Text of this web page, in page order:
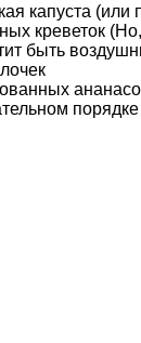
капуста
креветок (Но,
быть